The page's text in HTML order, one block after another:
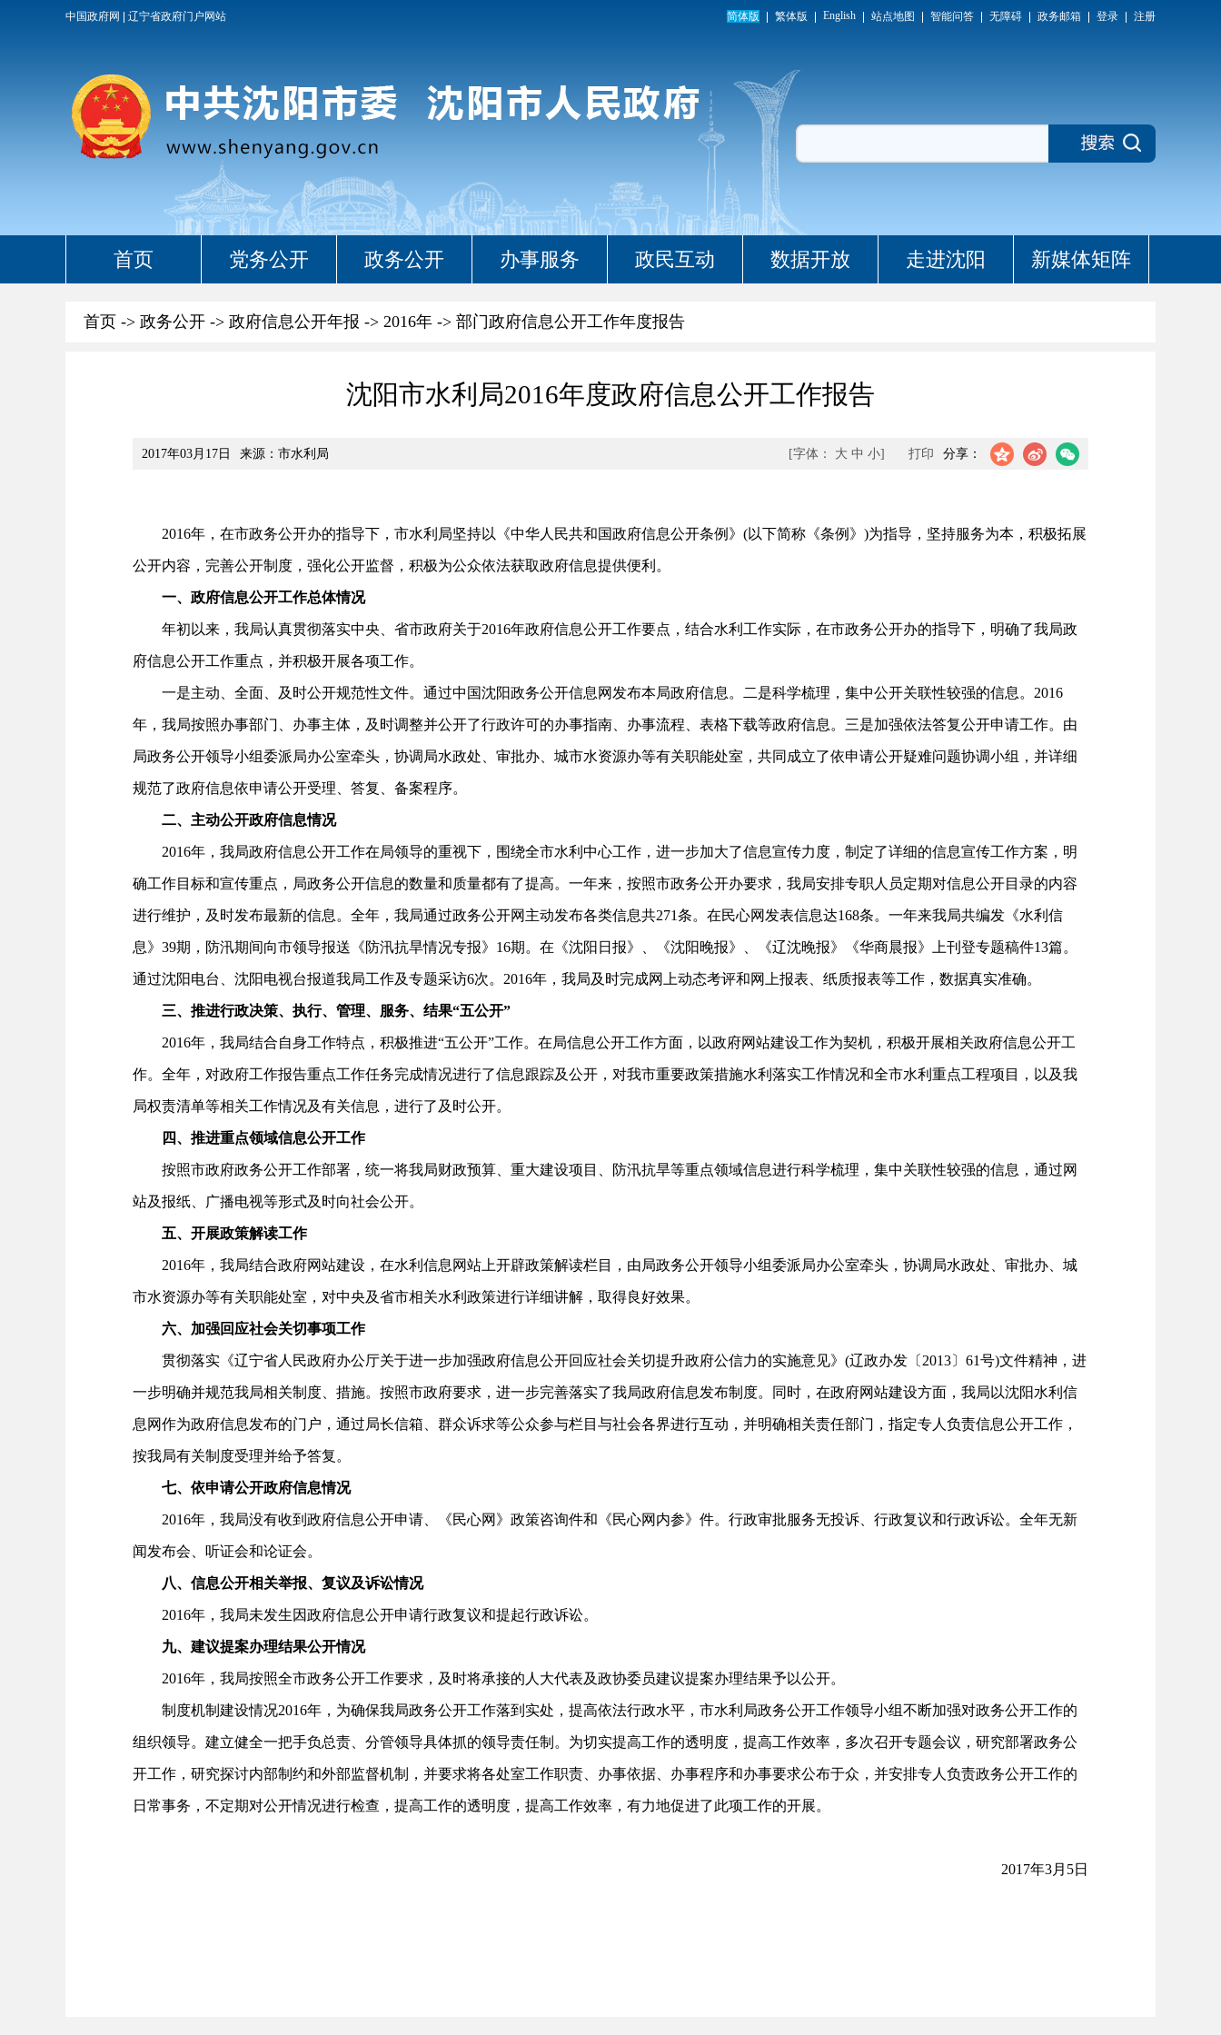
中国政府网 辽宁省政府门户网站 简体版 繁体版 English 站点地图 智能问答 无障碍 政务邮箱 登录 注册
首页 党务公开 政务公开 办事服务 政民互动 数据开放 走进沈阳 新媒体矩阵
首页 -> 政务公开 -> 政府信息公开年报 -> 2016年 -> 部门政府信息公开工作年度报告
沈阳市水利局2016年度政府信息公开工作报告
2017年03月17日 来源：市水利局 分享：
[字体： 大 中 小] 打印
2016年，在市政务公开办的指导下，市水利局坚持以《中华人民共和国政府信息公开条例》(以下简称《条例》)为指导，坚持服务为本，积极拓展
公开内容，完善公开制度，强化公开监督，积极为公众依法获取政府信息提供便利。
一、政府信息公开工作总体情况
年初以来，我局认真贯彻落实中央、省市政府关于2016年政府信息公开工作要点，结合水利工作实际，在市政务公开办的指导下，明确了我局政
府信息公开工作重点，并积极开展各项工作。
一是主动、全面、及时公开规范性文件。通过中国沈阳政务公开信息网发布本局政府信息。二是科学梳理，集中公开关联性较强的信息。2016
年，我局按照办事部门、办事主体，及时调整并公开了行政许可的办事指南、办事流程、表格下载等政府信息。三是加强依法答复公开申请工作。由
局政务公开领导小组委派局办公室牵头，协调局水政处、审批办、城市水资源办等有关职能处室，共同成立了依申请公开疑难问题协调小组，并详细
规范了政府信息依申请公开受理、答复、备案程序。
二、主动公开政府信息情况
2016年，我局政府信息公开工作在局领导的重视下，围绕全市水利中心工作，进一步加大了信息宣传力度，制定了详细的信息宣传工作方案，明
确工作目标和宣传重点，局政务公开信息的数量和质量都有了提高。一年来，按照市政务公开办要求，我局安排专职人员定期对信息公开目录的内容
进行维护，及时发布最新的信息。全年，我局通过政务公开网主动发布各类信息共271条。在民心网发表信息达168条。一年来我局共编发《水利信
息》39期，防汛期间向市领导报送《防汛抗旱情况专报》16期。在《沈阳日报》、《沈阳晚报》、《辽沈晚报》《华商晨报》上刊登专题稿件13篇。
通过沈阳电台、沈阳电视台报道我局工作及专题采访6次。2016年，我局及时完成网上动态考评和网上报表、纸质报表等工作，数据真实准确。
三、推进行政决策、执行、管理、服务、结果“五公开”
2016年，我局结合自身工作特点，积极推进“五公开”工作。在局信息公开工作方面，以政府网站建设工作为契机，积极开展相关政府信息公开工
作。全年，对政府工作报告重点工作任务完成情况进行了信息跟踪及公开，对我市重要政策措施水利落实工作情况和全市水利重点工程项目，以及我
局权责清单等相关工作情况及有关信息，进行了及时公开。
四、推进重点领域信息公开工作
按照市政府政务公开工作部署，统一将我局财政预算、重大建设项目、防汛抗旱等重点领域信息进行科学梳理，集中关联性较强的信息，通过网
站及报纸、广播电视等形式及时向社会公开。
五、开展政策解读工作
2016年，我局结合政府网站建设，在水利信息网站上开辟政策解读栏目，由局政务公开领导小组委派局办公室牵头，协调局水政处、审批办、城
市水资源办等有关职能处室，对中央及省市相关水利政策进行详细讲解，取得良好效果。
六、加强回应社会关切事项工作
贯彻落实《辽宁省人民政府办公厅关于进一步加强政府信息公开回应社会关切提升政府公信力的实施意见》(辽政办发〔2013〕61号)文件精神，进
一步明确并规范我局相关制度、措施。按照市政府要求，进一步完善落实了我局政府信息发布制度。同时，在政府网站建设方面，我局以沈阳水利信
息网作为政府信息发布的门户，通过局长信箱、群众诉求等公众参与栏目与社会各界进行互动，并明确相关责任部门，指定专人负责信息公开工作，
按我局有关制度受理并给予答复。
七、依申请公开政府信息情况
2016年，我局没有收到政府信息公开申请、《民心网》政策咨询件和《民心网内参》件。行政审批服务无投诉、行政复议和行政诉讼。全年无新
闻发布会、听证会和论证会。
八、信息公开相关举报、复议及诉讼情况
2016年，我局未发生因政府信息公开申请行政复议和提起行政诉讼。
九、建议提案办理结果公开情况
2016年，我局按照全市政务公开工作要求，及时将承接的人大代表及政协委员建议提案办理结果予以公开。
制度机制建设情况2016年，为确保我局政务公开工作落到实处，提高依法行政水平，市水利局政务公开工作领导小组不断加强对政务公开工作的
组织领导。建立健全一把手负总责、分管领导具体抓的领导责任制。为切实提高工作的透明度，提高工作效率，多次召开专题会议，研究部署政务公
开工作，研究探讨内部制约和外部监督机制，并要求将各处室工作职责、办事依据、办事程序和办事要求公布于众，并安排专人负责政务公开工作的
日常事务，不定期对公开情况进行检查，提高工作的透明度，提高工作效率，有力地促进了此项工作的开展。
2017年3月5日